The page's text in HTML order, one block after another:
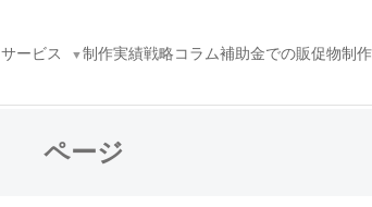
サービス 制作実績戦略コラム補助金での販促物制作
ページ